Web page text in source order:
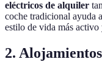
eléctricos de alquiler
coche tradicional ayuda
estilo de vida más activo
2.